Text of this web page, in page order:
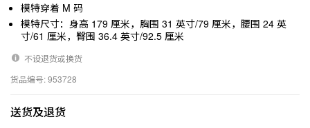
模特穿着 M 码
模特尺寸：身高 179 厘米，胸围 31 英寸/79 厘米，腰围 24 英
寸/61 厘米，臀围 36.4 英寸/92.5 厘米
不设退货或换货
货品编号: 953728
送货及退货